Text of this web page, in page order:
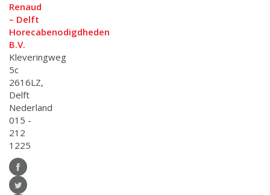
Renaud
– Delft
Horecabenodigdheden
B.V.
Kleveringweg
5c
2616LZ,
Delft
Nederland
015 -
212
1225